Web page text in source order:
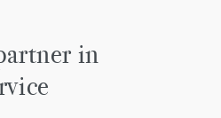
in